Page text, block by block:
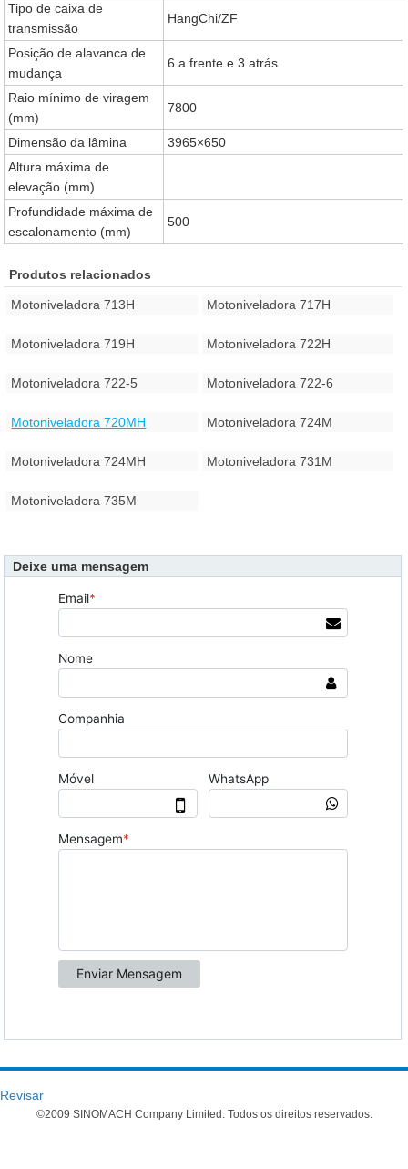
Tipo de caixa de
transmissão
HangChi/ZF
Posição de alavanca de
mudança
6 a frente e 3 atrás
Raio mínimo de viragem
(mm)
7800
Dimensão da lâmina
3965×650
Altura máxima de
elevação (mm)
Profundidade máxima de
escalonamento (mm)
500
Produtos relacionados
Motoniveladora 713H Motoniveladora 717H
Motoniveladora 719H Motoniveladora 722H
Motoniveladora 722-5 Motoniveladora 722-6
Motoniveladora 720MH Motoniveladora 724M
Motoniveladora 724MH Motoniveladora 731M
Motoniveladora 735M
Deixe uma mensagem
Revisar
©2009 SINOMACH Company Limited. Todos os direitos reservados.